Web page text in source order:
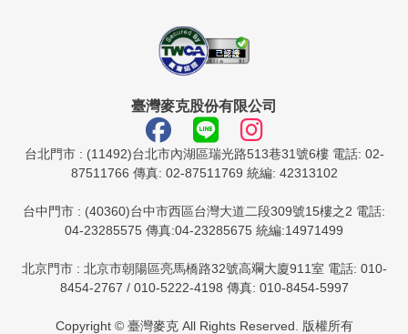
臺灣麥克股份有限公司
台北門市 : (11492)台北市內湖區瑞光路513巷31號6樓 電話: 02-
87511766 傳真: 02-87511769 統編: 42313102
台中門市 : (40360)台中市西區台灣大道二段309號15樓之2 電話:
04-23285575 傳真:04-23285675 統編:14971499
北京門市 : 北京市朝陽區亮馬橋路32號高斕大廈911室 電話: 010-
8454-2767 / 010-5222-4198 傳真: 010-8454-5997
Copyright © 臺灣麥克 All Rights Reserved. 版權所有